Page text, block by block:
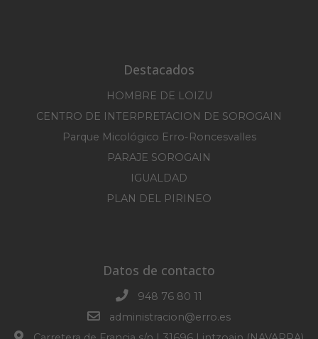
Destacados
HOMBRE DE LOIZU
CENTRO DE INTERPRETACION DE SOROGAIN
Parque Micológico Erro-Roncesvalles
PARAJE SOROGAIN
IGUALDAD
PLAN DEL PIRINEO
Datos de contacto
948 76 80 11
administracion@erro.es